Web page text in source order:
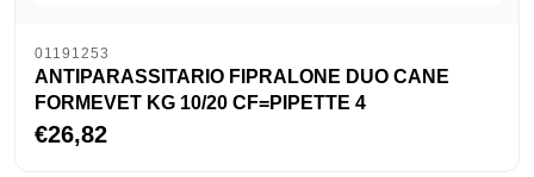
01191253
ANTIPARASSITARIO FIPRALONE DUO CANE
FORMEVET KG 10/20 CF=PIPETTE 4
€26,82